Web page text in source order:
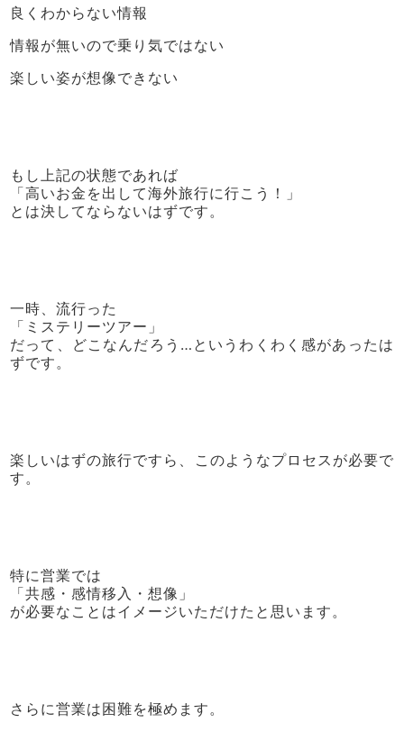
良くわからない情報
情報が無いので乗り気ではない
楽しい姿が想像できない
もし上記の状態であれば
「高いお金を出して海外旅行に行こう！」
とは決してならないはずです。
一時、流行った
「ミステリーツアー」
だって、どこなんだろう…というわくわく感があったは
ずです。
楽しいはずの旅行ですら、このようなプロセスが必要で
す。
特に営業では
「共感・感情移入・想像」
が必要なことはイメージいただけたと思います。
さらに営業は困難を極めます。